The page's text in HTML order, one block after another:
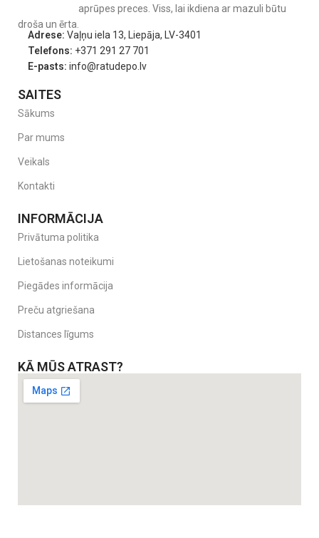
aprūpes preces. Viss, lai ikdiena ar mazuli būtu
droša un ērta.
Adrese: Vaļņu iela 13, Liepāja, LV-3401
Telefons: +371 291 27 701
E-pasts: info@ratudepo.lv
SAITES
Sākums
Par mums
Veikals
Kontakti
INFORMĀCIJA
Privātuma politika
Lietošanas noteikumi
Piegādes informācija
Preču atgriešana
Distances līgums
KĀ MŪS ATRAST?